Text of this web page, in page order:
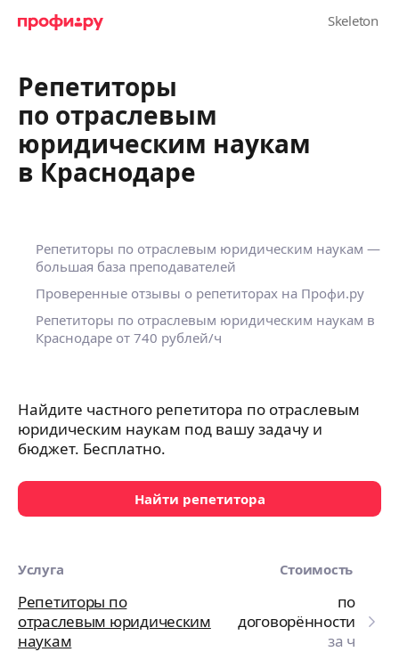
Репетиторы
по отраслевым
юридическим наукам
в Краснодаре
Репетиторы по отраслевым юридическим наукам —
большая база преподавателей
Проверенные отзывы о репетиторах на Профи.ру
Репетиторы по отраслевым юридическим наукам в
Краснодаре от 740 рублей/ч
Найдите частного репетитора по отраслевым
юридическим наукам под вашу задачу и
бюджет. Бесплатно.
Найти репетитора
Услуга Стоимость
Репетиторы по
отраслевым юридическим
наукам
по
договорённости
за ч